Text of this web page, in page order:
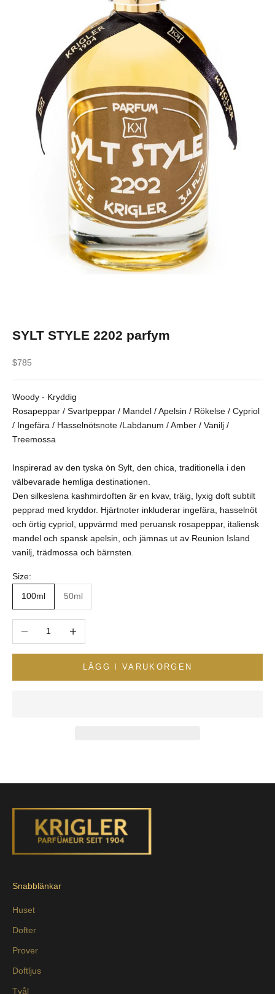
SYLT STYLE 2202 parfym
REA-pris
$785
Woody - Kryddig
Rosapeppar / Svartpeppar / Mandel / Apelsin / Rökelse / Cypriol
/ Ingefära / Hasselnötsnote /Labdanum / Amber / Vanilj /
Treemossa
Inspirerad av den tyska ön Sylt, den chica, traditionella i den
välbevarade hemliga destinationen.
Den silkeslena kashmirdoften är en kvav, träig, lyxig doft subtilt
pepprad med kryddor. Hjärtnoter inkluderar ingefära, hasselnöt
och örtig cypriol, uppvärmd med peruansk rosapeppar, italiensk
mandel och spansk apelsin, och jämnas ut av Reunion Island
vanilj, trädmossa och bärnsten.
Size:
100ml 50ml
Minska antal
LÄGG I VARUKORGEN
Snabblänkar
Huset
Dofter
Prover
Doftljus
Tvål